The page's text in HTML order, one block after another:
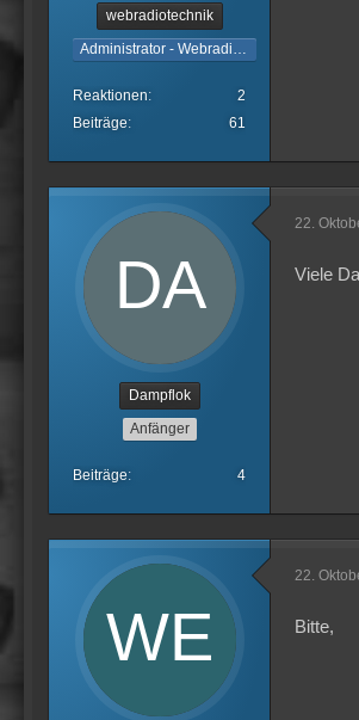
webradiotechnik
Administrator - Webradiotechnik
Reaktionen
2
Beiträge
61
Dampflok
Anfänger
Beiträge 4
22.
Viele
22.
Bitte,